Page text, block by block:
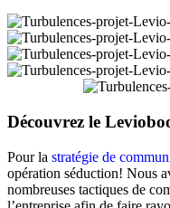
Découvrez le
Pour la stratégie de
opération séduction! Nous
nombreuses tactiques de